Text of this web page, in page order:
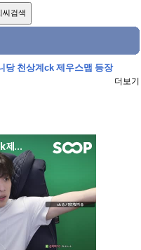
당 천상계ck 제우스맵 등장
더보기